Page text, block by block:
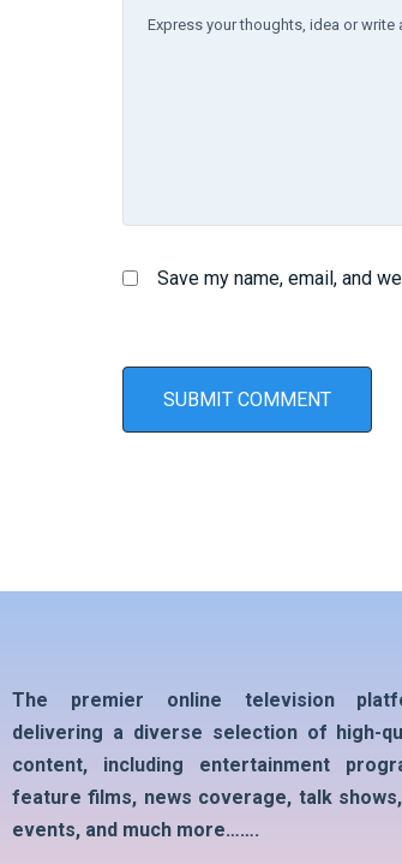
Save my name, email, and
The premier online television
delivering a diverse selection of high-
content, including entertainment
feature films, news coverage, talk
events, and much more…….